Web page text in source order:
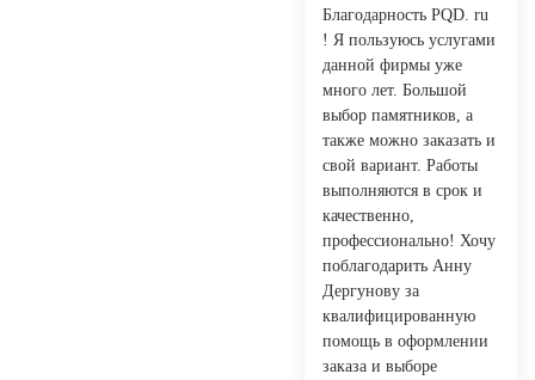
Благодарность PQD. ru
! Я пользуюсь услугами
данной фирмы уже
много лет. Большой
выбор памятников, а
также можно заказать и
свой вариант. Работы
выполняются в срок и
качественно,
профессионально! Хочу
поблагодарить Анну
Дергунову за
квалифицированную
помощь в оформлении
заказа и выборе